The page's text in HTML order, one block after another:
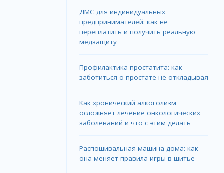
ДМС для индивидуальных
предпринимателей: как не
переплатить и получить реальную
медзащиту
Профилактика простатита: как
заботиться о простате не откладывая
Как хронический алкоголизм
осложняет лечение онкологических
заболеваний и что с этим делать
Распошивальная машина дома: как
она меняет правила игры в шитье